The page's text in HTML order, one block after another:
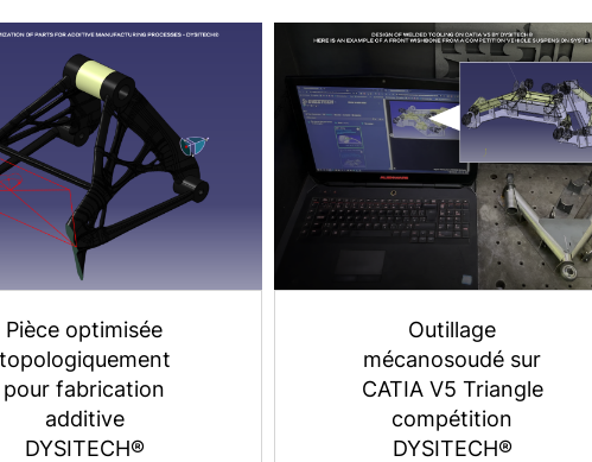
Outillage
mécanosoudé sur
CATIA V5 Triangle
compétition
DYSITECH®
Jante arrière de
l’AERA (CATIA V5,
Stress test, et
usinage)
DYSITECH®